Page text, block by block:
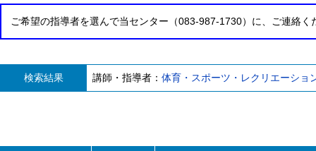
ご希望の指導者を選んで当センター（083-987-1730）に、ご連絡く
検索結果 講師・指導者： 体育・スポーツ・レクリエーショ